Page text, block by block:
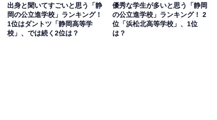
出身と聞いてすごいと思う「静
岡の公立進学校」ランキング！
1位はダントツ「静岡高等学
校」、では続く2位は？
優秀な学生が多いと思う「静岡
の公立進学校」ランキング！ 2
位「浜松北高等学校」、1位
は？